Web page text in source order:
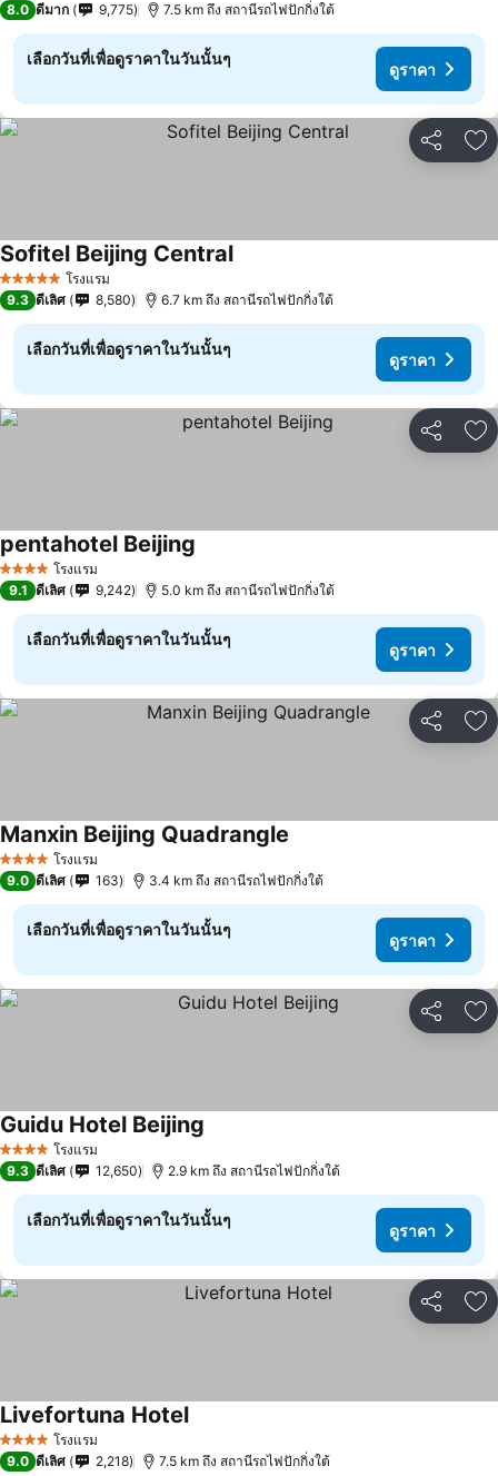
8.0 ดีมาก 9,775 7.5 km ถึง สถานีรถไฟปักกิ่งใต้
เลือกวันที่เพื่อดูราคาในวันนั้นๆ
ดูราคา
แชร์ เ
5 ดาว โรงแรม
Sofitel Beijing Centralดูราคา
9.3 ดีเลิศ 8,580 6.7 km ถึง สถานีรถไฟปักกิ่งใต้
เลือกวันที่เพื่อดูราคาในวันนั้นๆ
ดูราคา
แชร์ เ
4 ดาว โรงแรม
pentahotel Beijing
9.1 ดีเลิศ 9,242 5.0 km ถึง สถานีรถไฟปักกิ่งใต้
เลือกวันที่เพื่อดูราคาในวันนั้นๆ
ดูราคา
แชร์ เ
4 ดาว โรงแรม
Manxin Beijing Quadrangle
9.0 ดีเลิศ 163 3.4 km ถึง สถานีรถไฟปักกิ่งใต้
เลือกวันที่เพื่อดูราคาในวันนั้นๆ
ดูราคา
แชร์ เ
4 ดาว โรงแรม
Guidu Hotel Beijing
9.3 ดีเลิศ 12,650 2.9 km ถึง สถานีรถไฟปักกิ่งใต้
เลือกวันที่เพื่อดูราคาในวันนั้นๆ
ดูราคา
แชร์ เ
4 ดาว โรงแรม
Livefortuna Hotelดูราคา
9.0 ดีเลิศ 2,218 7.5 km ถึง สถานีรถไฟปักกิ่งใต้